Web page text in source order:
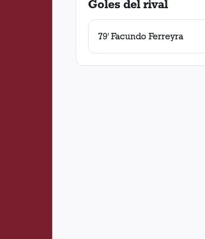
Goles del rival
79' Facundo Ferreyra